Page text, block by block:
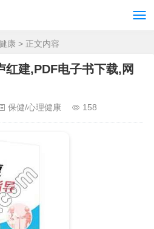
康 > 正文内容
红建,PDF电子书下载,网
保健/心理健康 158